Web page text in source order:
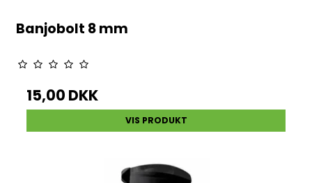
Banjobolt 8 mm
15,00 DKK
VIS PRODUKT